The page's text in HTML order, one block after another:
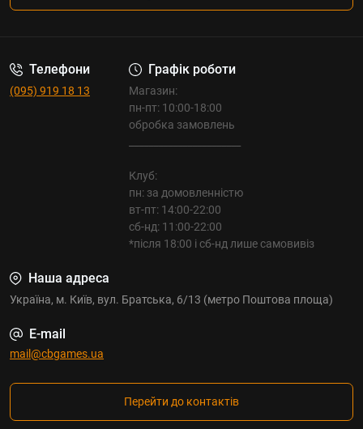
Телефони
(095) 919 18 13
Графік роботи
Магазин:
пн-пт: 10:00-18:00
обробка замовлень
Клуб:
пн: за домовленністю
вт-пт: 14:00-22:00
сб-нд: 11:00-22:00
*після 18:00 і сб-нд лише самовивіз
Наша адреса
Україна, м. Київ, вул. Братська, 6/13 (метро Поштова площа)
E-mail
mail@cbgames.ua
Перейти до контактів